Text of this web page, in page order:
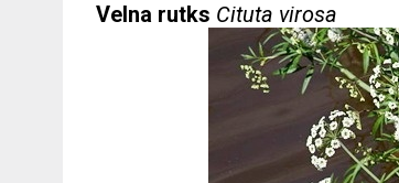
Velna rutks Cituta virosa